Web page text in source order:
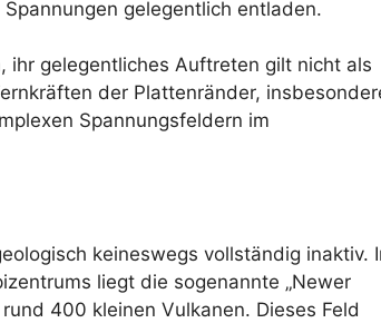
gelegentlich entladen.
ihr gelegentliches Auftreten gilt nicht als
der Plattenränder,
Spannungsfeldern im
keineswegs vollständig inaktiv.
liegt die sogenannte „Newer
400 kleinen Vulkanen. Dieses Feld